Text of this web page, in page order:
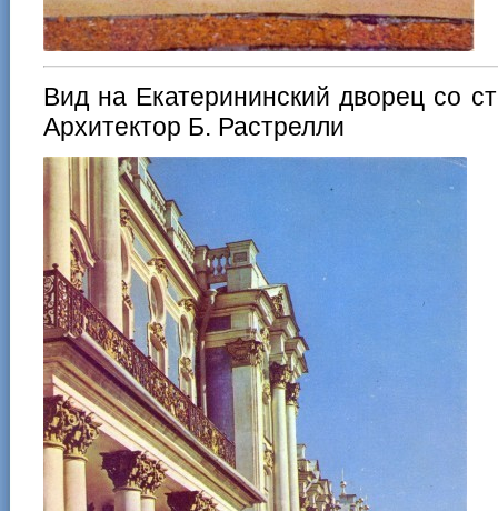
Вид на Екатерининский дворец со
Архитектор Б. Растрелли